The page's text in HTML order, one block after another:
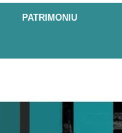
PATRIMONIU